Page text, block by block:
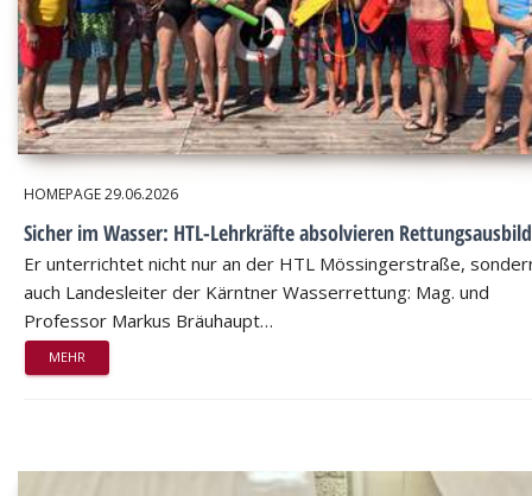
HOMEPAGE29.06.2026
Sicher im Wasser: HTL-Lehrkräfte absolvieren
Er unterrichtet nicht nur an der HTL Mössingerstraße,
auch Landesleiter der Kärntner Wasserrettung: Mag. und
Professor Markus Bräuhaupt…
MEHR